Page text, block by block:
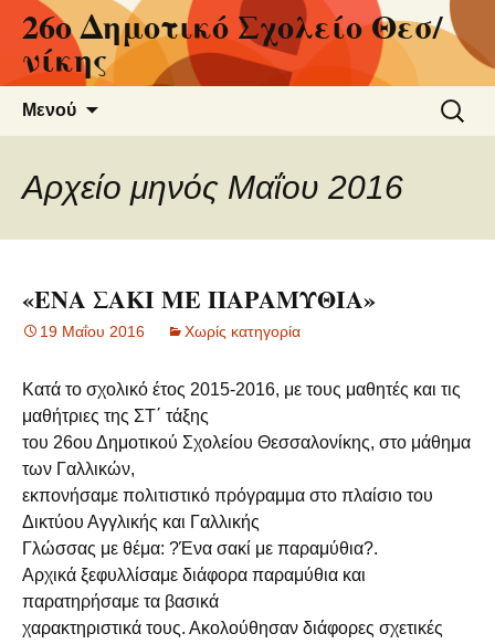
Μετάβαση
περιεχόμενο
26ο Δημοτικό Σχολείο Θεσ/
νίκης
Μενού
για:
Αρχείο μηνός Μαΐου 2016
«ΕΝΑ ΣΑΚΙ ΜΕ ΠΑΡΑΜΥΘΙΑ»
19 Μαΐου 2016 Χωρίς κατηγορία
Κατά το σχολικό έτος 2015-2016, με τους μαθητές και τις
μαθήτριες της ΣΤ΄ τάξης
του 26ου Δημοτικού Σχολείου Θεσσαλονίκης, στο μάθημα
των Γαλλικών,
εκπονήσαμε πολιτιστικό πρόγραμμα στο πλαίσιο του
Δικτύου Αγγλικής και Γαλλικής
Γλώσσας με θέμα: ?Ένα σακί με παραμύθια?.
Αρχικά ξεφυλλίσαμε διάφορα παραμύθια και
παρατηρήσαμε τα βασικά
χαρακτηριστικά τους. Ακολούθησαν διάφορες σχετικές